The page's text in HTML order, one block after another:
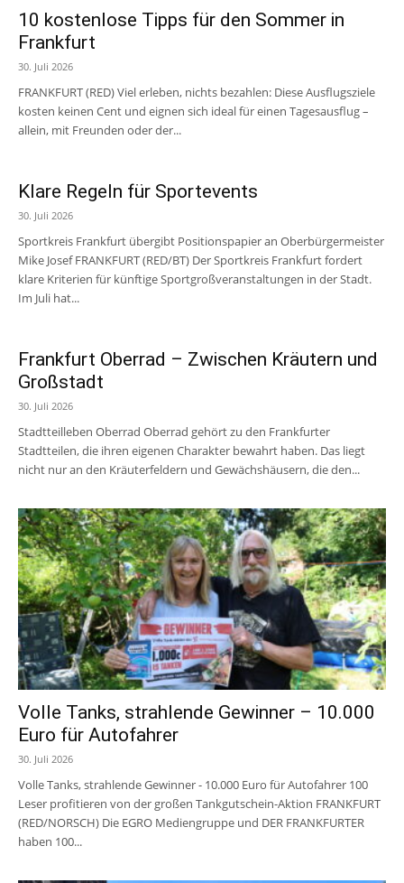
10 kostenlose Tipps für den Sommer in
Frankfurt
30. Juli 2026
FRANKFURT (RED) Viel erleben, nichts bezahlen: Diese Ausflugsziele
kosten keinen Cent und eignen sich ideal für einen Tagesausflug –
allein, mit Freunden oder der...
Klare Regeln für Sportevents
30. Juli 2026
Sportkreis Frankfurt übergibt Positionspapier an Oberbürgermeister
Mike Josef FRANKFURT (RED/BT) Der Sportkreis Frankfurt fordert
klare Kriterien für künftige Sportgroßveranstaltungen in der Stadt.
Im Juli hat...
Frankfurt Oberrad – Zwischen Kräutern und
Großstadt
30. Juli 2026
Stadtteilleben Oberrad Oberrad gehört zu den Frankfurter
Stadtteilen, die ihren eigenen Charakter bewahrt haben. Das liegt
nicht nur an den Kräuterfeldern und Gewächshäusern, die den...
Volle Tanks, strahlende Gewinner – 10.000
Euro für Autofahrer
30. Juli 2026
Volle Tanks, strahlende Gewinner - 10.000 Euro für Autofahrer 100
Leser profitieren von der großen Tankgutschein-Aktion FRANKFURT
(RED/NORSCH) Die EGRO Mediengruppe und DER FRANKFURTER
haben 100...